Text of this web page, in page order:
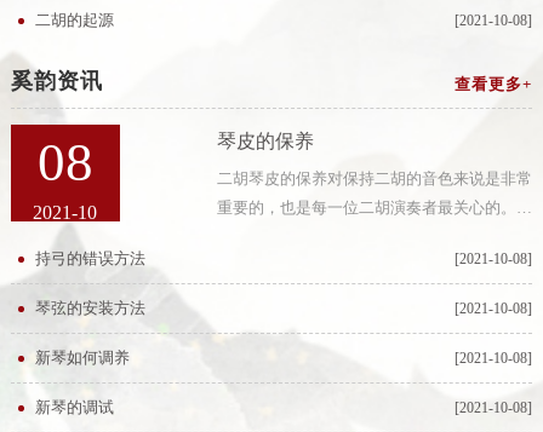
二胡的起源 [2021-10-08]
奚韵资讯 查看更多+
08
2021-10
琴皮的保养
二胡琴皮的保养对保持二胡的音色来说是非常
重要的，也是每一位二胡演奏者最关心的。二
用寿命。我们见到的琴皮已损坏的二胡大多是
持弓的错误方法 [2021-10-08]
琴弦的安装方法 [2021-10-08]
新琴如何调养 [2021-10-08]
新琴的调试 [2021-10-08]